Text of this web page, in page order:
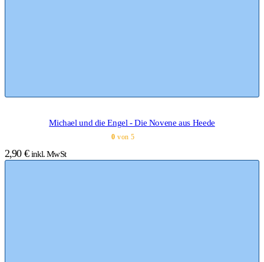
Michael und die Engel - Die Novene aus Heede
0 von 5
2,90 € inkl. MwSt